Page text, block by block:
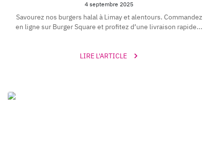
4 septembre 2025
Savourez nos burgers halal à Limay et alentours. Commandez
en ligne sur Burger Square et profitez d’une livraison rapide...
LIRE L'ARTICLE